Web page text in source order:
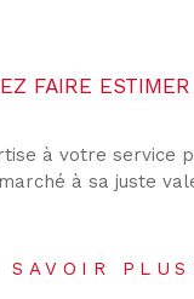
FAIRE
à votre service
à sa juste
SAVOIR PLUS